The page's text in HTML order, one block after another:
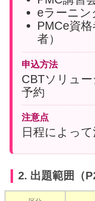
eラーニン
PMCe資
者）
申込方法
CBTソリュ
予約
注意点
日程によっ
2. 出題範囲（